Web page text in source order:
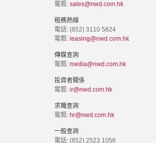
電郵: sales@nwd.com.hk
租務熱線
電話: (852) 3110 5824
電郵: leasing@nwd.com.hk
傳媒查詢
電郵: media@nwd.com.hk
投資者關係
電郵: ir@nwd.com.hk
求職查詢
電郵: hr@nwd.com.hk
一般查詢
電話: (852) 2523 1056